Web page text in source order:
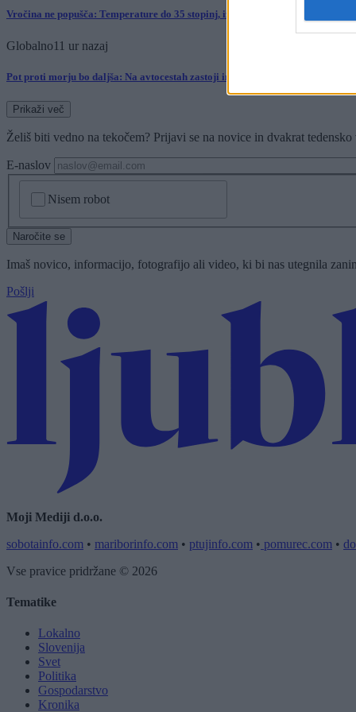
Vročina ne popušča: Temperature do 35 stopinj, izdano tudi opozorilo
Globalno11 ur nazaj
Pot proti morju bo daljša: Na avtocestah zastoji in več prometnih nesreč
Prikaži več
Želiš biti vedno na tekočem? Prijavi se na novice in dvakrat
E-naslov
Nisem robot
Naročite se
Imaš novico, informacijo, fotografijo ali video, ki bi nas utegnila
Pošlji
Moji Mediji d.o.o.
sobotainfo.com • mariborinfo.com • ptujinfo.com • pomurec.com •
Vse pravice pridržane © 2026
Tematike
Lokalno
Slovenija
Svet
Politika
Gospodarstvo
Kronika